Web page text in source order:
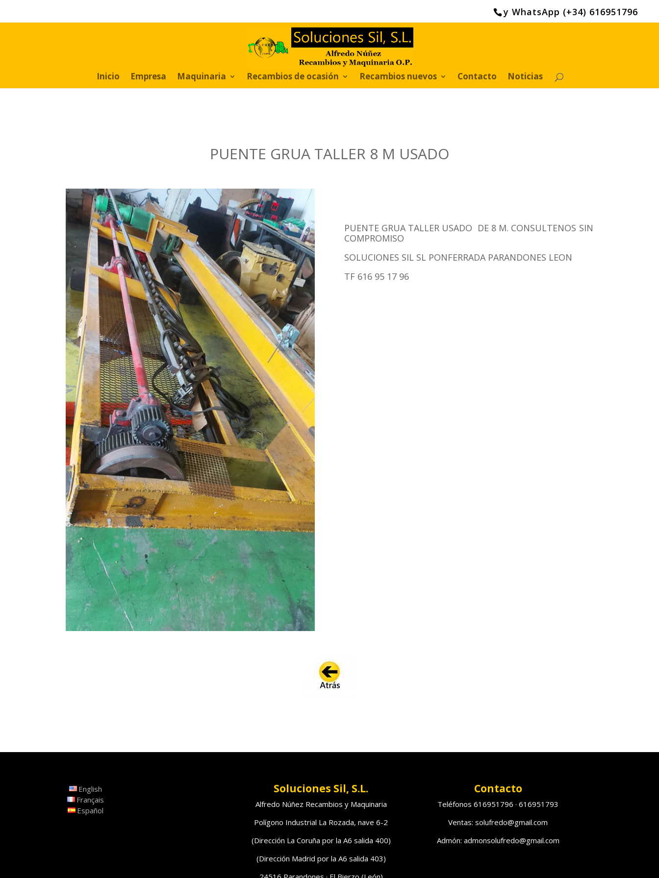
y WhatsApp (+34) 616951796
Inicio Empresa Maquinaria Recambios de ocasión Recambios nuevos Contacto Noticias
PUENTE GRUA TALLER 8 M USADO
PUENTE GRUA TALLER USADO DE 8 M. CONSULTENOS SIN
COMPROMISO
SOLUCIONES SIL SL PONFERRADA PARANDONES LEON
TF 616 95 17 96
English
Français
Español
Soluciones Sil, S.L.
Alfredo Núñez Recambios y Maquinaria
Polígono Industrial La Rozada, nave 6-2
(Dirección La Coruña por la A6 salida 400)
(Dirección Madrid por la A6 salida 403)
Contacto
Teléfonos 616951796 · 616951793
Ventas: solufredo@gmail.com
Admón: admonsolufredo@gmail.com